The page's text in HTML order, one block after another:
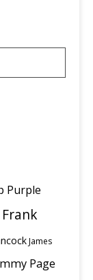
Purple
Frank
James
Page